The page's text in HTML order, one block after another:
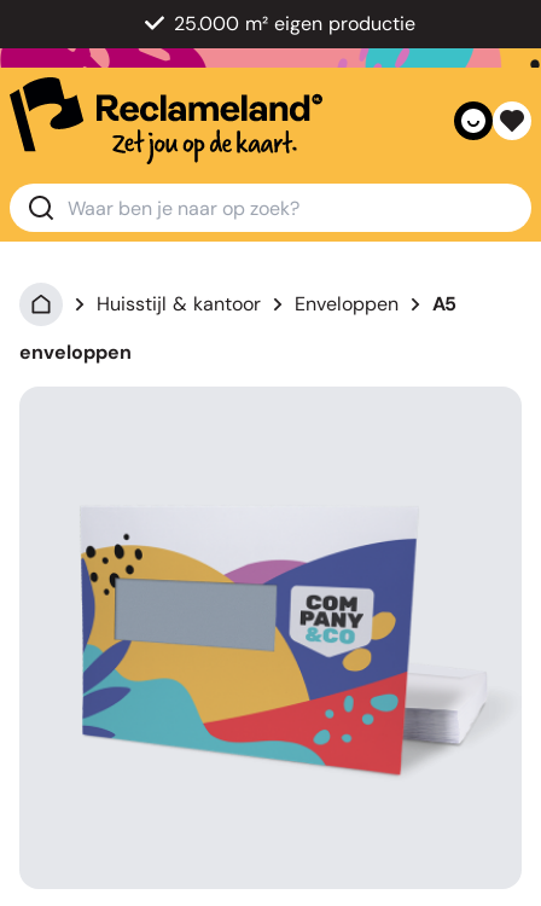
25.000 m² eigen productie
Huisstijl & kantoor Enveloppen
A5
enveloppen